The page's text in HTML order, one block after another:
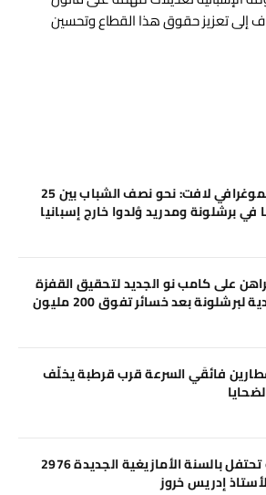
إلى تعزيز حقوق هذا القطاع وتحسين
تحول ديموغرافي لافت: نحو نصف الشباب بين 25
على كامب نو الجديد لتحقيق القفزة
الاقتصادية لبرشلونة بعد خسائر تفوق 200 مليون
فائقَي السرعة قرب قرطبة يخلّف
برشلونة تحتفل بالسنة الأمازيغية الجديدة 2976
إدريس خروز